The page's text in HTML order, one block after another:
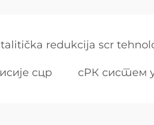
redukcija scr
сцр сРК систем